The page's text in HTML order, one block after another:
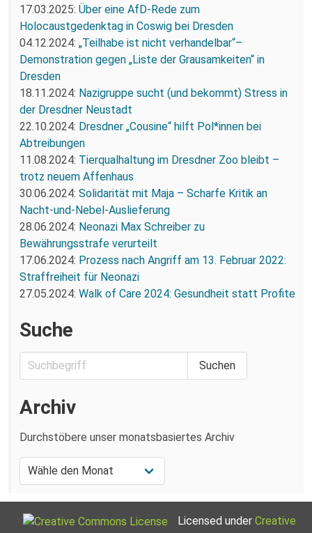
17.03.2025: Über eine AfD-Rede zum
Holocaustgedenktag in Coswig bei Dresden
04.12.2024: „Teilhabe ist nicht verhandelbar“–
Demonstration gegen „Liste der Grausamkeiten“ in
Dresden
18.11.2024: Nazigruppe sucht (und bekommt) Stress in
der Dresdner Neustadt
22.10.2024: Dresdner „Cousine“ hilft Pol*innen bei
Abtreibungen
11.08.2024: Tierqualhaltung im Dresdner Zoo bleibt –
trotz neuem Affenhaus
30.06.2024: Solidarität mit Maja – Scharfe Kritik an
Nacht-und-Nebel-Auslieferung
28.06.2024: Neonazi Max Schreiber zu
Bewährungsstrafe verurteilt
17.06.2024: Prozess nach Angriff am 13. Februar 2022:
Straffreiheit für Neonazi
27.05.2024: Walk of Care 2024: Gesundheit statt Profite
Suche
Archiv
Durchstöbere unser monatsbasiertes Archiv
Licensed under Creative